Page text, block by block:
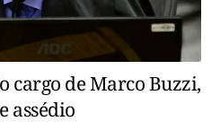
cargo de Marco Buzzi,
assédio